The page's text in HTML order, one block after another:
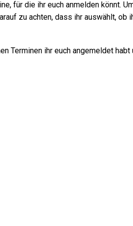
für die ihr euch anmelden könnt.
zu achten, dass ihr auswählt, ob
Terminen ihr euch angemeldet habt